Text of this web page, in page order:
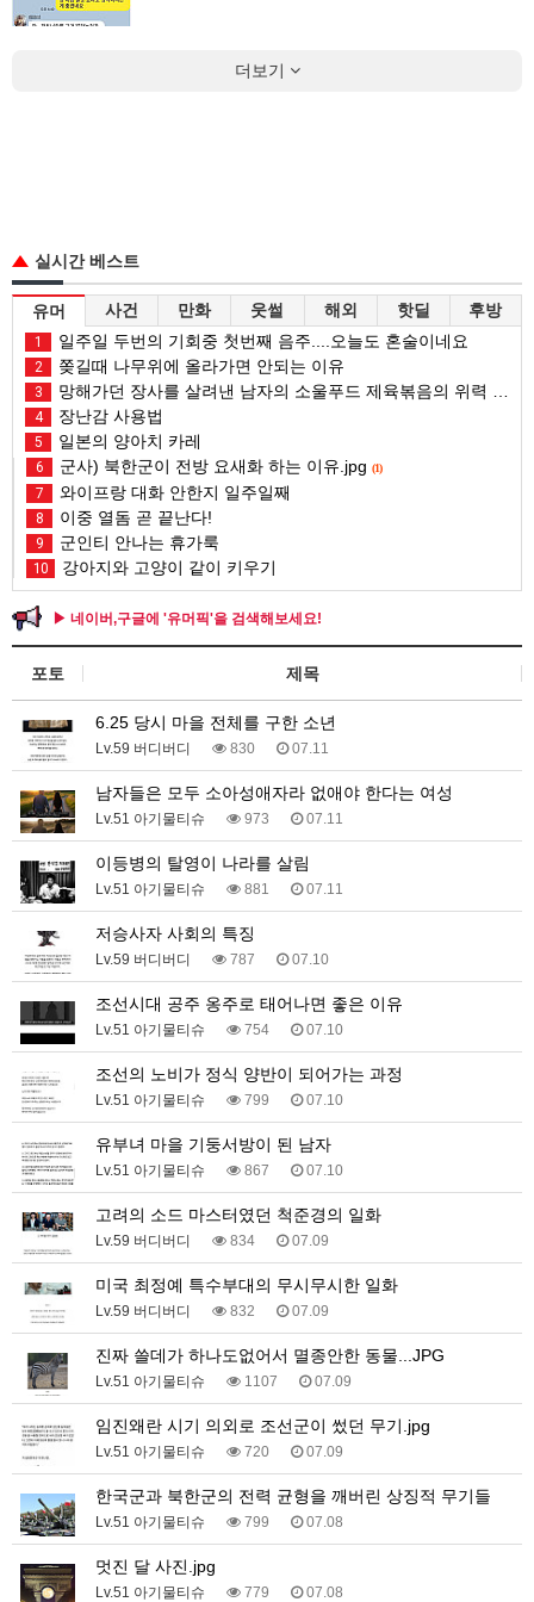
더보기
실시간 베스트
유머 사건 만화 웃썰 해외 핫딜 후방
1 일주일 두번의 기회중 첫번째 음주....오늘도 혼술이네요
2 쫒길때 나무위에 올라가면 안되는 이유
3 망해가던 장사를 살려낸 남자의 소울푸드 제육볶음의 위력 ㅋㅋ
4 장난감 사용법
5 일본의 양아치 카레
6 군사) 북한군이 전방 요새화 하는 이유.jpg (1)
7 와이프랑 대화 안한지 일주일째
8 이중 열돔 곧 끝난다!
9 군인티 안나는 휴가룩
10 강아지와 고양이 같이 키우기
▶ 네이버,구글에 '유머픽'을 검색해보세요!
포토 제목
6.25 당시 마을 전체를 구한 소년
Lv.59 버디버디 830 07.11
남자들은 모두 소아성애자라 없애야 한다는 여성
Lv.51 아기물티슈 973 07.11
이등병의 탈영이 나라를 살림
Lv.51 아기물티슈 881 07.11
저승사자 사회의 특징
Lv.59 버디버디 787 07.10
조선시대 공주 옹주로 태어나면 좋은 이유
Lv.51 아기물티슈 754 07.10
조선의 노비가 정식 양반이 되어가는 과정
Lv.51 아기물티슈 799 07.10
유부녀 마을 기둥서방이 된 남자
Lv.51 아기물티슈 867 07.10
고려의 소드 마스터였던 척준경의 일화
Lv.59 버디버디 834 07.09
미국 최정예 특수부대의 무시무시한 일화
Lv.59 버디버디 832 07.09
진짜 쓸데가 하나도없어서 멸종안한 동물...JPG
Lv.51 아기물티슈 1107 07.09
임진왜란 시기 의외로 조선군이 썼던 무기.jpg
Lv.51 아기물티슈 720 07.09
한국군과 북한군의 전력 균형을 깨버린 상징적 무기들
Lv.51 아기물티슈 799 07.08
멋진 달 사진.jpg
Lv.51 아기물티슈 779 07.08